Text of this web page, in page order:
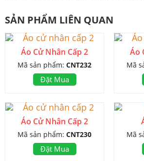
SẢN PHẨM LIÊN QUAN
Áo Cử Nhân Cấp 2
Mã sản phẩm: CNT232
Đặt Mua
Áo
Mã
Áo Cử Nhân Cấp 2
Mã sản phẩm: CNT230
Đặt Mua
Mã